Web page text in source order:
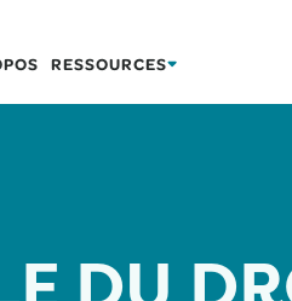
RESSOURCES